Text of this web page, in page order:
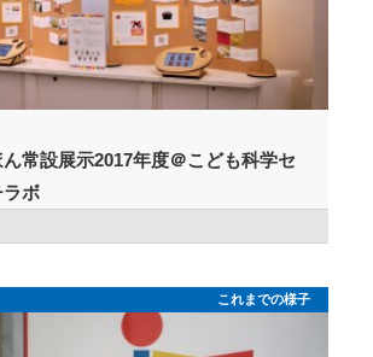
常設展示2017年度＠こども科学セ
ラボ
これまでの様子